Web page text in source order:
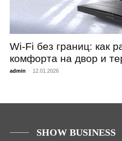
Wi-Fi без границ: как
комфорта на двор и
admin - 12.01.2026
SHOW BUSINESS